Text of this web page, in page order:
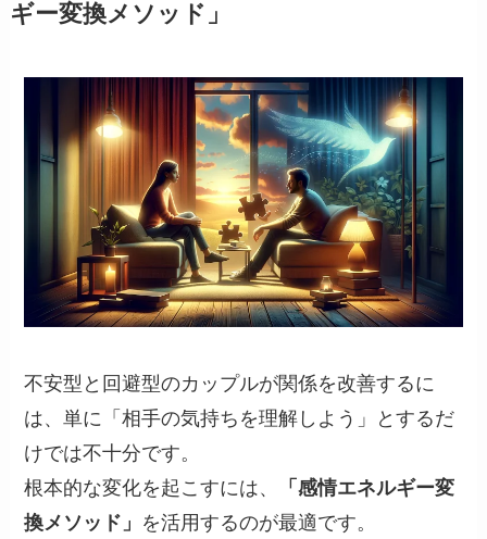
ギー変換メソッド」
不安型と回避型のカップルが関係を改善するに
は、単に「相手の気持ちを理解しよう」とするだ
けでは不十分です。
根本的な変化を起こすには、
「感情エネルギー変
換メソッド」 を活用するのが最適です。